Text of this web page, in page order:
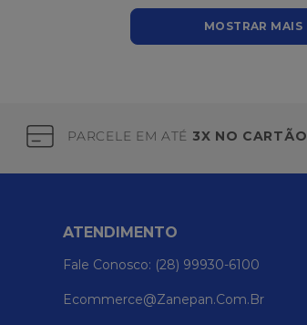
MOSTRAR MAIS
PARCELE EM ATÉ 3X NO CARTÃO
ATENDIMENTO
Fale Conosco: (28) 99930-6100
Ecommerce@zanepan.com.br